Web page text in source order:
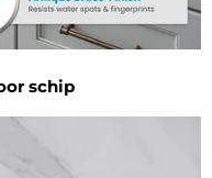
schip